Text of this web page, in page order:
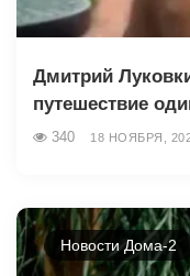
Дмитрий
путешествие
340 18 НОЯБРЯ,
Новости Дома-2